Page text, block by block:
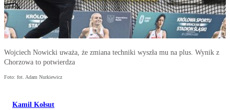
Wojciech Nowicki uważa, że zmiana techniki wyszła mu na plus. Wynik z
Chorzowa to potwierdza
Foto: fot. Adam Nurkiewicz
Kamil Kołsut